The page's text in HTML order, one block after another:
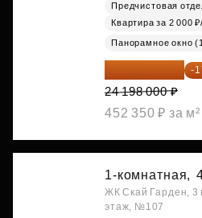
Предчистовая
Квартира за 2 000
Панорамное окно
20 084 340 ₽ -
24 198 000 ₽
452 350 ₽ за м²
1-комнатная,
ЖК Скай Гарден, 3
этаж, №107